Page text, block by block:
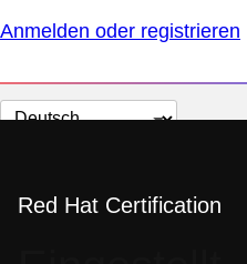
Anmelden oder registrieren
Sprache
Red Hat Certification